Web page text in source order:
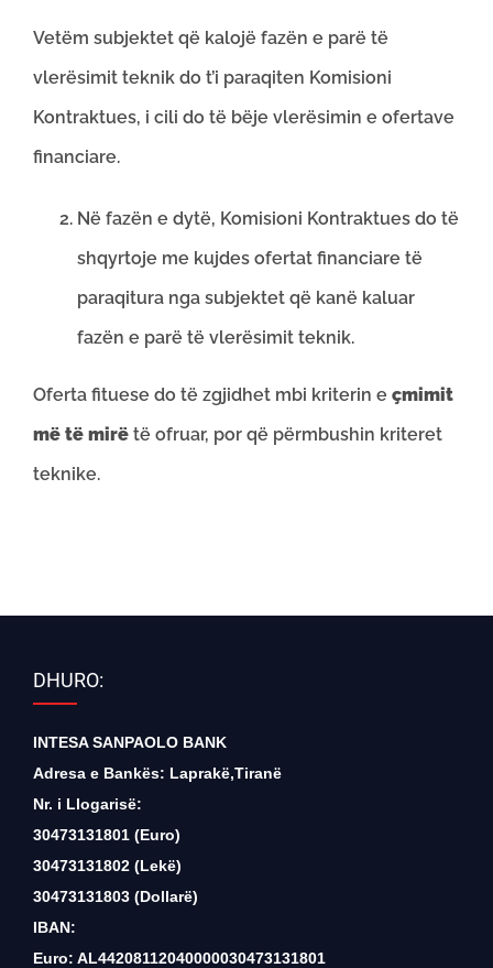
Vetëm subjektet që kalojë fazën e parë të
vlerësimit teknik do t’i paraqiten Komisioni
Kontraktues, i cili do të bëje vlerësimin e ofertave
financiare.
Në fazën e dytë, Komisioni Kontraktues do të
shqyrtoje me kujdes ofertat financiare të
paraqitura nga subjektet që kanë kaluar
fazën e parë të vlerësimit teknik.
Oferta fituese do të zgjidhet mbi kriterin e çmimit
më të mirë të ofruar, por që përmbushin kriteret
teknike.
DHURO:
INTESA SANPAOLO BANK
Adresa e Bankës: Laprakë,Tiranë
Nr. i Llogarisë:
30473131801 (Euro)
30473131802 (Lekë)
30473131803 (Dollarë)
IBAN:
Euro: AL44208112040000030473131801